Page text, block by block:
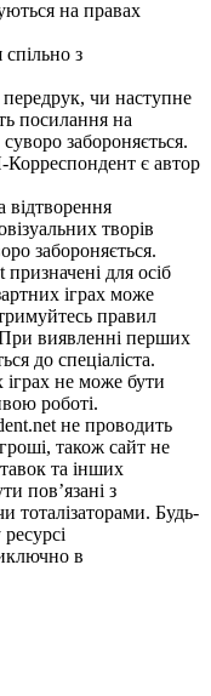
на правах
з
передрук, чи наступне
посилання на
забороняється.
Корреспондент є автор
відтворення
творів
забороняється.
для осіб
іграх може
правил
виявленні перших
до спеціаліста.
не може бути
роботі.
не проводить
також сайт не
та інших
пов’язані з
тоталізаторами. Будь-
в